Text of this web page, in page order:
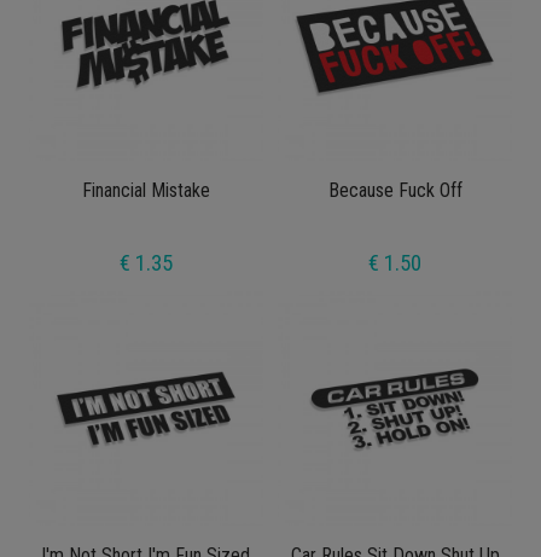
Financial Mistake
€ 1.35
Because Fuck Off
€ 1.50